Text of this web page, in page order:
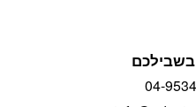
בשבילכם
04-